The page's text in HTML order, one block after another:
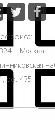
офиса:
г. Москва
оф. 475